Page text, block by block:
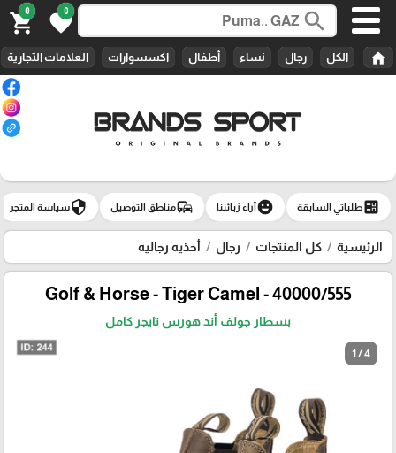
search
0
favorite
0
shopping_cart
home الكل رجال نساء أطفال اكسسوارات العلامات التجارية
ballotطلباتي السابقة emoji_emotionsآراء زبائننا commuteمناطق التوصيل securityسياسة المتجر
الرئيسية كل المنتجات رجال أحذيه رجاليه
Golf & Horse - Tiger Camel - 40000/555
بسطار جولف أند هورس تايجر كامل
1 / 4